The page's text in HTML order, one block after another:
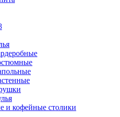
и кофейные столики